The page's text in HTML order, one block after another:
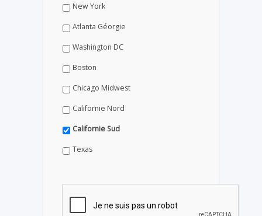
New York
Atlanta Géorgie
Washington DC
Boston
Chicago Midwest
Californie Nord
Californie Sud
Texas